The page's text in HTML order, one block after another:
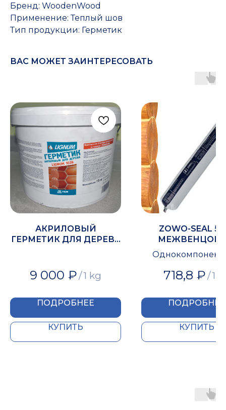
Бренд: WoodenWood
Применение: Теплый шов
Тип продукции: Герметик
ВАС МОЖЕТ ЗАИНТЕРЕСОВАТЬ
АКРИЛОВЫЙ
ГЕРМЕТИК ДЛЯ ДЕРЕВА
9 000 ₽/1 kg
ПОДРОБНЕЕ
КУПИТЬ
ZOWO-SEAL
ГЕРМЕТИК
718,8 ₽/1
ПОДРОБНЕЕ
КУПИТЬ